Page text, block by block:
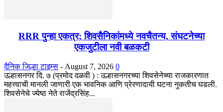
RRR पुन्हा एकत्र; शिवसैनिकांमध्ये नवचैतन्य, संघटनेच्या
एकजुटीला नवी बळकटी
दैनिक जिल्हा टाइम्स - August 7, 2026 0
उल्हासनगर दि. ७ (प्रमोद दळवी ) : उल्हासनगरच्या शिवसेनेच्या राजकारणात
महत्त्वाची मानली जाणारी एक भावनिक आणि प्रेरणादायी घटना नुकतीच घडली.
शिवसेनेचे ज्येष्ठ नेते राजेंद्रसिंह...